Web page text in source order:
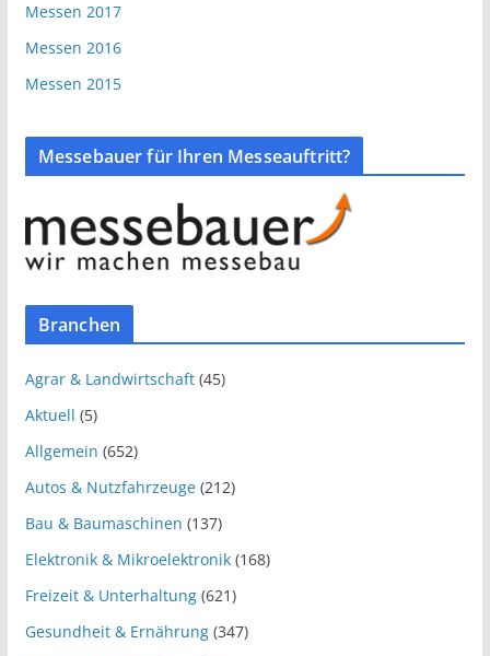
Messen 2017
Messen 2016
Messen 2015
Messebauer für Ihren Messeauftritt?
Branchen
Agrar & Landwirtschaft(45)
Aktuell (5)
Allgemein (652)
Autos & Nutzfahrzeuge(212)
Bau & Baumaschinen (137)
Elektronik & Mikroelektronik(168)
Freizeit & Unterhaltung(621)
Gesundheit & Ernährung(347)